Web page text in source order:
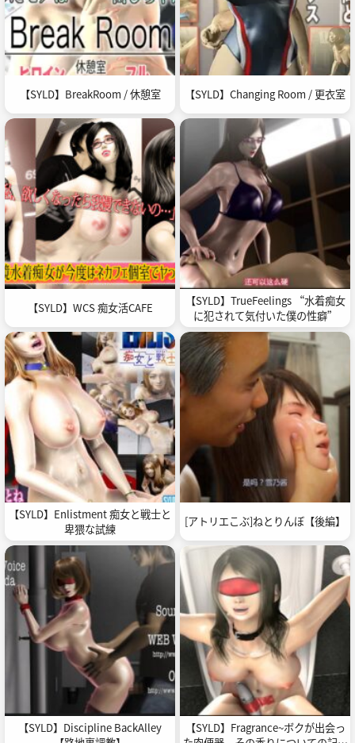
【SYLD】BreakRoom / 休憩室 【SYLD】Changing Room / 更衣室
【SYLD】WCS 痴女活CAFE
【SYLD】TrueFeelings “水着痴女
に犯されて気付いた僕の性癖”
【SYLD】Enlistment 痴女と戦士と
卑猥な試練
[アトリエこぶ]ねとりんぼ【後編】
【SYLD】Discipline BackAlley
【SYLD】Fragrance~ボクが出会っ